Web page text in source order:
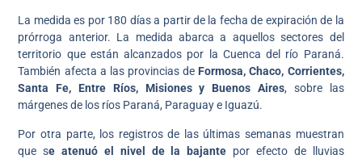
La medida es por 180 días a partir de la fecha de expiración de la
prórroga anterior. La medida abarca a aquellos sectores del
territorio que están alcanzados por la Cuenca del río Paraná.
También afecta a las provincias de Formosa, Chaco, Corrientes,
Santa Fe, Entre Ríos, Misiones y Buenos Aires, sobre las
márgenes de los ríos Paraná, Paraguay e Iguazú.
Por otra parte, los registros de las últimas semanas muestran
que se atenuó el nivel de la bajante por efecto de lluvias